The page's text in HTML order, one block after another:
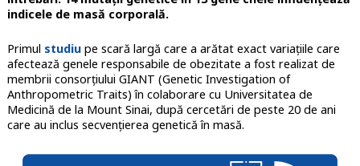
indicele de masă corporală.
Primul studiupe scară largă care a arătat exact variațiile care
afectează genele responsabile de obezitate a fost realizat de
membrii consorțiului GIANT (Genetic Investigation of
Anthropometric Traits) în colaborare cu Universitatea de
Medicină de la Mount Sinai, după cercetări de peste 20 de ani
care au inclus secvențierea genetică în masă.